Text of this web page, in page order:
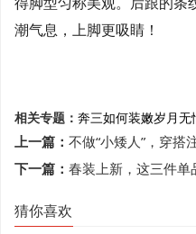
潮气息，上脚更吸睛！
相关专题： 奔三如何装嫩岁月无
上一篇： 不做“小矮人”，穿搭
下一篇： 春装上新，这三件单
猜你喜欢